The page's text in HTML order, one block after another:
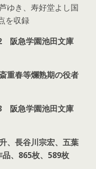
ゆき、寿好堂よし国
を収録
阪急学園池田文庫
重春等爛熟期の役者
阪急学園池田文庫
、長谷川宗宏、五葉
、865枚、589枚